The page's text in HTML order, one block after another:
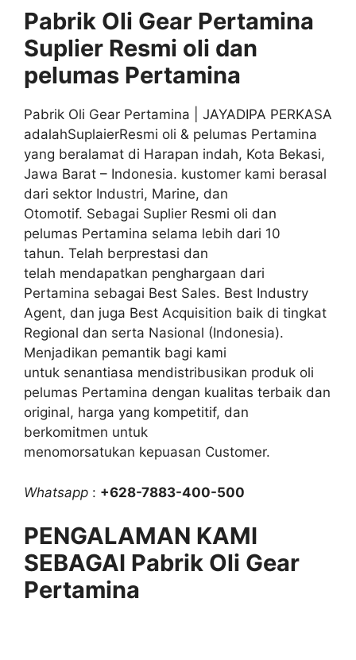
Pabrik Oli Gear Pertamina
Suplier Resmi oli dan
pelumas Pertamina
Pabrik Oli Gear Pertamina | JAYADIPA PERKASA
adalahSuplaierResmi oli & pelumas Pertamina
yang beralamat di Harapan indah, Kota Bekasi,
Jawa Barat – Indonesia. kustomer kami berasal
dari sektor Industri, Marine, dan
Otomotif. Sebagai Suplier Resmi oli dan
pelumas Pertamina selama lebih dari 10
tahun. Telah berprestasi dan
telah mendapatkan penghargaan dari
Pertamina sebagai Best Sales. Best Industry
Agent, dan juga Best Acquisition baik di tingkat
Regional dan serta Nasional (Indonesia).
Menjadikan pemantik bagi kami
untuk senantiasa mendistribusikan produk oli
pelumas Pertamina dengan kualitas terbaik dan
original, harga yang kompetitif, dan
berkomitmen untuk
menomorsatukan kepuasan Customer.
Whatsapp : +628-7883-400-500
PENGALAMAN KAMI
SEBAGAI Pabrik Oli Gear
Pertamina